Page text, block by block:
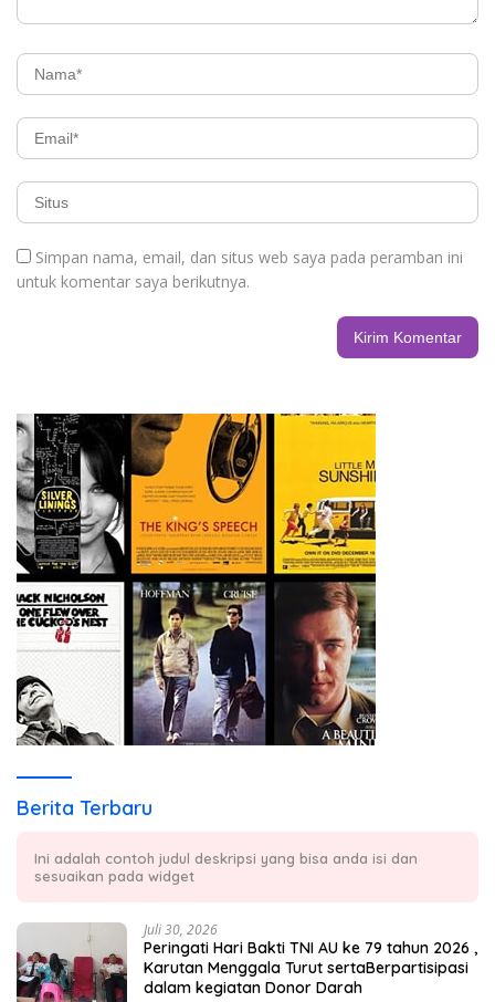
Simpan nama, email, dan situs web saya pada peramban ini
untuk komentar saya berikutnya.
Berita Terbaru
Ini adalah contoh judul deskripsi yang bisa anda isi dan
sesuaikan pada widget
Juli 30, 2026
Peringati Hari Bakti TNI AU ke 79 tahun 2026 ,
Karutan Menggala Turut sertaBerpartisipasi
dalam kegiatan Donor Darah